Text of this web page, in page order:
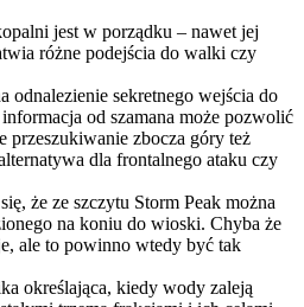
jest w porządku – nawet jej
różne podejścia do walki czy
odnalezienie sekretnego wejścia do
od szamana może pozwolić
przeszukiwanie zbocza góry też
dla frontalnego ataku czy
że ze szczytu Storm Peak można
na koniu do wioski. Chyba że
ale to powinno wtedy być tak
określająca, kiedy wody zaleją